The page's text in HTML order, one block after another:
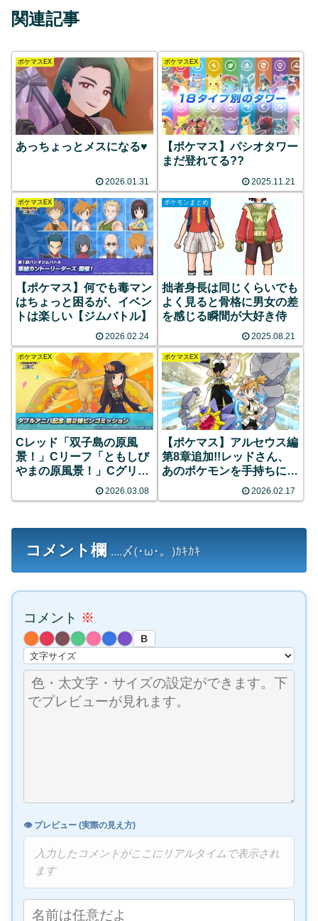
関連記事
ポケマスEX
あっちょっとメスになる♥️
2026.01.31
ポケマスEX
【ポケマス】パシオタワー
まだ登れてる??
2025.11.21
ポケマスEX
【ポケマス】何でも毒マン
はちょっと困るが、イベン
トは楽しい【ジムバトル】
2026.02.24
ポケモンまとめ
拙者身長は同じくらいでも
よく見ると骨格に男女の差
を感じる瞬間が大好き侍
2025.08.21
ポケマスEX
Cレッド「双子島の原風
景！」Cリーフ「ともしび
やまの原風景！」Cグリー
2026.03.08
ポケマスEX
【ポケマス】アルセウス編
第8章追加!!レッドさん、
あのポケモンを手持ちにし
2026.02.17
コメント欄 ....〆(･ω･。)ｶｷｶｷ
コメント ※
B
👁️ プレビュー (実際の見え方)
入力したコメントがここにリアルタイムで表示され
ます